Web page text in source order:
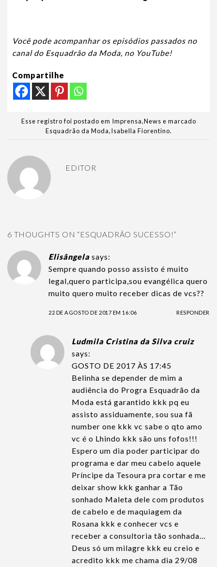
Você pode acompanhar os episódios passados no
canal do Esquadrão da Moda, no YouTube!
Compartilhe
Esse registro foi postado em Imprensa,News e marcado
Esquadrão da Moda,Isabella Fiorentino.
EDITOR
6 THOUGHTS ON “ESQUADRÃO SUCESSO!”
Elisângela says:
Sempre quando posso assisto é muito
legal,quero participa,sou evangélica quero
muito quero muito receber dicas de vcs??
22 DE AGOSTO DE 2017 EM 16:06 RESPONDER
Ludmila Cristina da Silva cruiz
says:
GOSTO DE 2017 ÀS 17:45
Belinha se depender de mim a
audiência do Progra Esquadrão da
Moda está garantido kkk pq eu
assisto assiduamente, sou sua fã
number one kkk vc sabe o qto amo
vc é o Lhindo kkk são uns fofos!!!
Espero um dia poder participar do
programa e dar meu cabelo aquele
Príncipe da Tesoura pra cortar e me
deixar show kkk ganhar a Tão
sonhado Maleta dele com produtos
de cabelo e de maquiagem da
Rosana kkk e conhecer vcs e
receber a consultoria tão sonhada…
Deus só um milagre kkk eu creio e
acredito kkk me chama dia 29/08